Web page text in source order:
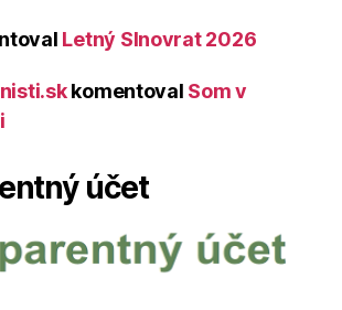
Letný Slnovrat 2026
komentoval Som v
účet